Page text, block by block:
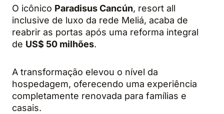
O icônico Paradisus Cancún, resort all
inclusive de luxo da rede Meliá, acaba de
reabrir as portas após uma reforma integral
de US$ 50 milhões.
A transformação elevou o nível da
hospedagem, oferecendo uma experiência
completamente renovada para famílias e
casais.